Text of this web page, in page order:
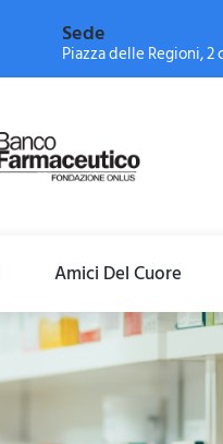
Sede
Piazza delle Regioni,
Amici Del Cuore